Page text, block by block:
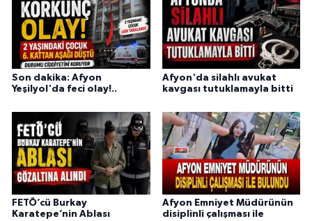
Son dakika: Afyon
Yeşilyol'da feci olay!..
Afyon'da silahlı avukat
kavgası tutuklamayla bitti
FETÖ’cü Burkay
Karatepe’nin Ablası
Afyon Emniyet Müdürünün
disiplinli çalışması ile